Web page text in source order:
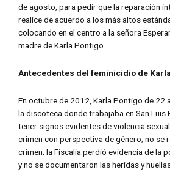
de agosto, para pedir que la reparación
realice de acuerdo a los más altos
colocando en el centro a la señora
madre de Karla Pontigo.
Antecedentes del feminicidio de
En octubre de 2012, Karla Pontigo de 22
la discoteca donde trabajaba en San Luis
tener signos evidentes de violencia
crimen con perspectiva de género; no se
crimen; la Fiscalía perdió evidencia de la
y no se documentaron las heridas y